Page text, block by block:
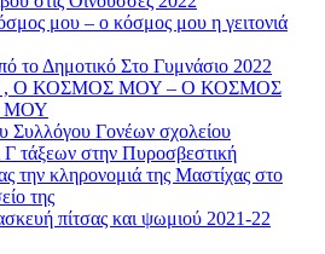
μου – ο κόσμος μου η γειτονιά
το Δημοτικό Στο Γυμνάσιο 2022
, Ο ΚΟΣΜΟΣ ΜΟΥ – Ο ΚΟΣΜΟΣ
ΜΟΥ
Συλλόγου Γονέων σχολείου
τάξεων στην Πυροσβεστική
την κληρονομιά της Μαστίχας στο
της
πίτσας και ψωμιού 2021-22